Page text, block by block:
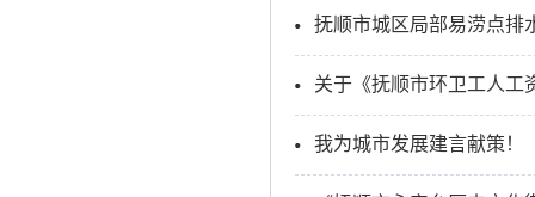
抚顺市城区局部易涝点排
关于《抚顺市环卫工人工
我为城市发展建言献策！